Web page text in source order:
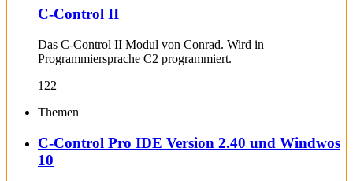
C-Control II
Das C-Control II Modul von Conrad. Wird in
Programmiersprache C2 programmiert.
122
Themen
C-Control Pro IDE Version 2.40 und Windwos
10